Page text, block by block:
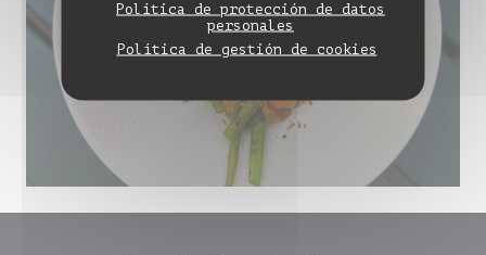
Política de protección de datos
personales
Política de gestión de cookies